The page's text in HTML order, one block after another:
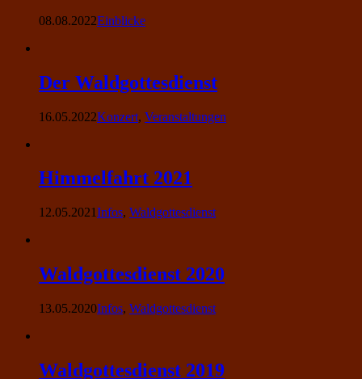
08.08.2022Einblicke
Der Waldgottesdienst
16.05.2022Konzert, Veranstaltungen
Himmelfahrt 2021
12.05.2021Infos, Waldgottesdienst
Waldgottesdienst 2020
13.05.2020Infos, Waldgottesdienst
Waldgottesdienst 2019